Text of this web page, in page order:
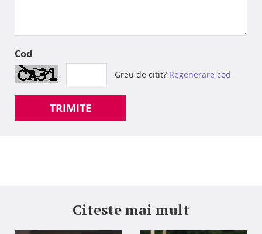
Cod
Greu de citit? Regenerare cod
TRIMITE
Citeste mai mult